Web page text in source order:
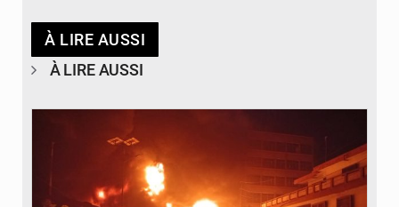
À LIRE AUSSI
À LIRE AUSSI